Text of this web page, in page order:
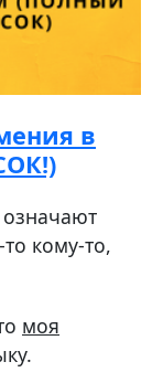
в
кому-то,
моя